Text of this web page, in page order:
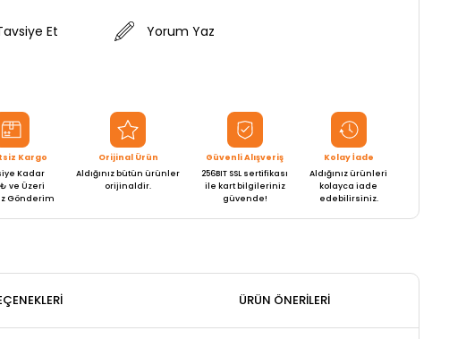
Et Yorum Yaz
Kargo
Kadar
ve Üzeri
Gönderim
Orijinal Ürün
Aldığınız bütün ürünler
orijinaldir.
Güvenli Alışveriş
256BIT SSL sertifikası
ile kart bilgileriniz
güvende!
Kolay İade
Aldığınız ürünleri
kolayca iade
edebilirsiniz.
ÜRÜN ÖNERILERI